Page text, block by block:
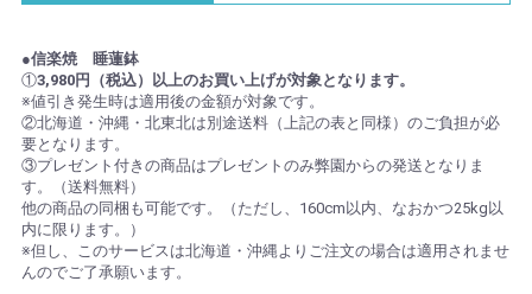
●信楽焼 睡蓮鉢
①3,980円（税込）以上のお買い上げが対象となります。
※値引き発生時は適用後の金額が対象です。
②北海道・沖縄・北東北は別途送料（上記の表と同様）のご負担が必
要となります。
③プレゼント付きの商品はプレゼントのみ弊園からの発送となりま
す。（送料無料）
他の商品の同梱も可能です。（ただし、160cm以内、なおかつ25kg以
内に限ります。）
※但し、このサービスは北海道・沖縄よりご注文の場合は適用されませ
んのでご了承願います。